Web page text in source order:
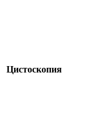
Цистоскопия